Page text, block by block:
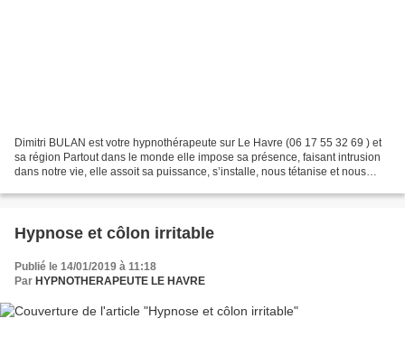
Dimitri BULAN est votre hypnothérapeute sur Le Havre (06 17 55 32 69 ) et
sa région Partout dans le monde elle impose sa présence, faisant intrusion
dans notre vie, elle assoit sa puissance, s’installe, nous tétanise et nous
Hypnose et côlon irritable
Publié le 14/01/2019 à 11:18
Par HYPNOTHERAPEUTE LE HAVRE